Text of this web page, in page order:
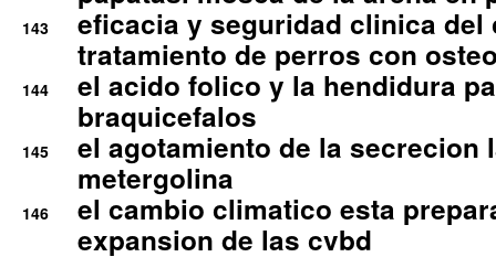
143
eficacia y seguridad clinica del
tratamiento de perros con
144
el acido folico y la hendidura
braquicefalos
145
el agotamiento de la secrecion
metergolina
146
el cambio climatico esta
expansion de las cvbd